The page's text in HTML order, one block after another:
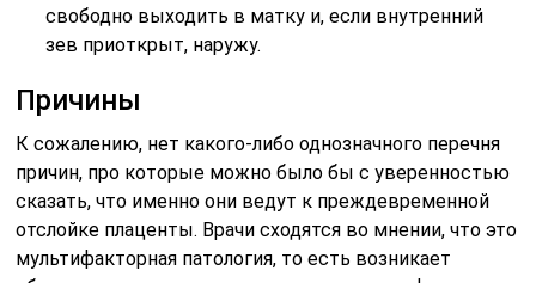
свободно выходить в матку и, если внутренний
зев приоткрыт, наружу.
Причины
К сожалению, нет какого-либо однозначного перечня
причин, про которые можно было бы с уверенностью
сказать, что именно они ведут к преждевременной
отслойке плаценты. Врачи сходятся во мнении, что это
мультифакторная патология, то есть возникает